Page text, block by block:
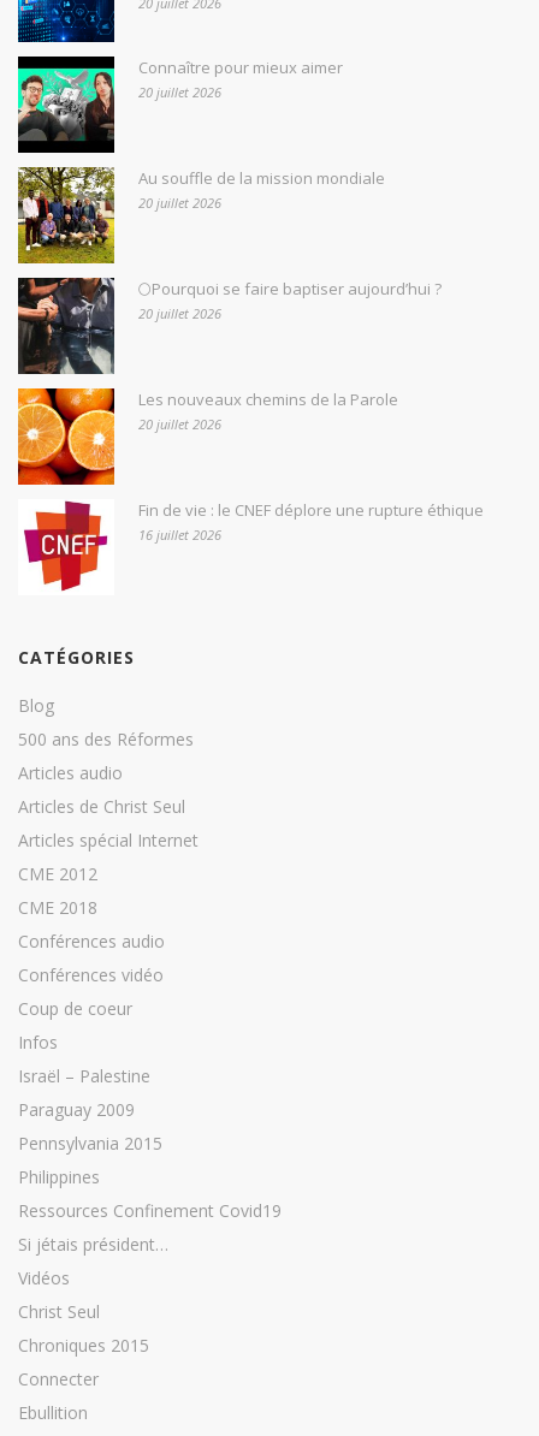
Connaître pour mieux aimer
20 juillet 2026
Au souffle de la mission mondiale
20 juillet 2026
🌕Pourquoi se faire baptiser aujourd’hui ?
20 juillet 2026
Les nouveaux chemins de la Parole
20 juillet 2026
Fin de vie : le CNEF déplore une rupture éthique
16 juillet 2026
CATÉGORIES
Blog
500 ans des Réformes
Articles audio
Articles de Christ Seul
Articles spécial Internet
CME 2012
CME 2018
Conférences audio
Conférences vidéo
Coup de coeur
Infos
Israël – Palestine
Paraguay 2009
Pennsylvania 2015
Philippines
Ressources Confinement Covid19
Si jétais président…
Vidéos
Christ Seul
Chroniques 2015
Connecter
Ebullition